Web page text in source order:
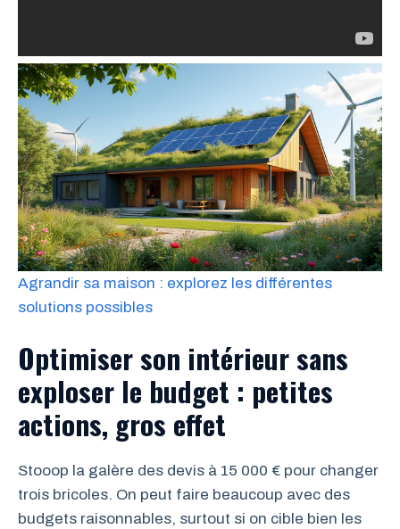
Agrandir sa maison : explorez les différentes
solutions possibles
Optimiser son intérieur sans
exploser le budget : petites
actions, gros effet
Stooop la galère des devis à 15 000 € pour changer
trois bricoles. On peut faire beaucoup avec des
budgets raisonnables, surtout si on cible bien les